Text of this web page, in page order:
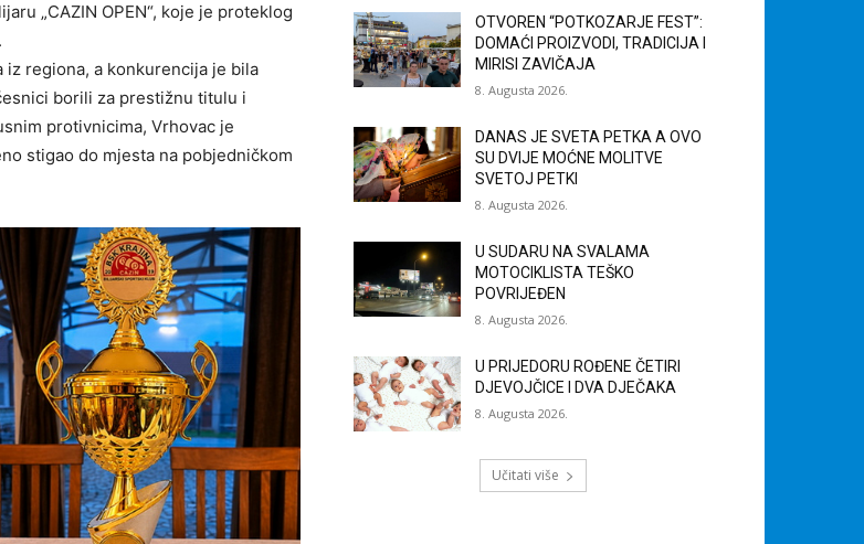
„CAZIN OPEN“, koje je proteklog
regiona, a konkurencija je bila
borili za prestižnu titulu i
protivnicima, Vrhovac je
stigao do mjesta na pobjedničkom
OTVOREN “POTKOZARJE FEST”:
DOMAĆI PROIZVODI, TRADICIJA I
MIRISI ZAVIČAJA
8. Augusta 2026.
DANAS JE SVETA PETKA A OVO
SU DVIJE MOĆNE MOLITVE
SVETOJ PETKI
8. Augusta 2026.
U SUDARU NA SVALAMA
MOTOCIKLISTA TEŠKO
POVRIJEĐEN
8. Augusta 2026.
U PRIJEDORU ROĐENE ČETIRI
DJEVOJČICE I DVA DJEČAKA
8. Augusta 2026.
Učitati više